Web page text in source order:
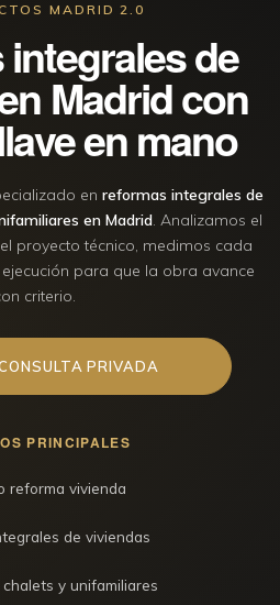
MADRID 2.0
de
Madrid con
en mano
en reformas integrales de
en Madrid. Analizamos el
proyecto técnico, medimos cada
para que la obra avance
criterio.
PRIVADA
PRINCIPALES
reforma vivienda
de viviendas
y unifamiliares